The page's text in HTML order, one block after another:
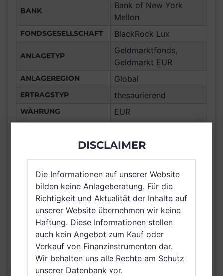
BANK
Bank of New York
Mellon
FONDSGESELLSCHAFT BlackRock Lux
ANLAGETYP
Geldmarktfonds,
Geldmarkt EUR
ANLAGEREGION Global
ERTRAGSTYP thesaurierend
WÄHRUNG EUR
VERTRIEBSZULASSUNG
Frankreich,
Schweiz, Hong Kong,
Irland, Singapur, Brunei
Darussalam, Saudi
Arabien
AUSGABEAUFSCHLAG N/A
MAX. LAUFENDE
KOSTEN
N/A
DISCLAIMER
Die Informationen auf unserer Website
bilden keine Anlageberatung. Für die
Richtigkeit und Aktualität der Inhalte auf
unserer Website übernehmen wir keine
Haftung. Diese Informationen stellen
auch kein Angebot zum Kauf oder
Verkauf von Finanzinstrumenten dar.
Wir behalten uns alle Rechte am Schutz
unserer Datenbank vor.